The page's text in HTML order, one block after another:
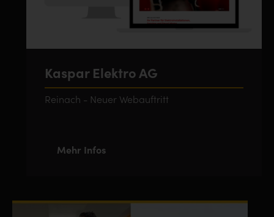
Kaspar Elektro AG
Reinach - Neuer Webauftritt
Mehr Infos